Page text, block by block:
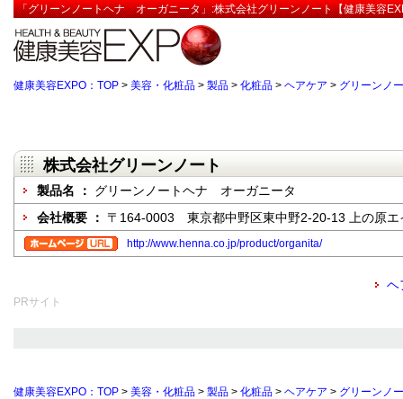
「グリーンノートヘナ オーガニータ」:株式会社グリーンノート【健康美容
健康美容EXPO：TOP > 美容・化粧品 > 製品 > 化粧品 > ヘアケア > グリーンノ
株式会社グリーンノート
製品名 ： グリーンノートヘナ オーガニータ
会社概要 ： 〒164-0003 東京都中野区東中野2-20-13 上の原エ
http://www.henna.co.jp/product/organita/
ヘ
PRサイト
健康美容EXPO：TOP > 美容・化粧品 > 製品 > 化粧品 > ヘアケア > グリーンノ